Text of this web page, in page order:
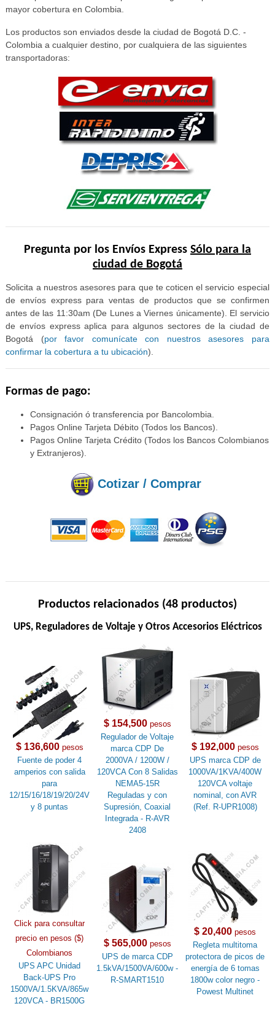
mayor cobertura en Colombia.
Los productos son enviados desde la ciudad de Bogotá D.C. -
Colombia a cualquier destino, por cualquiera de las siguientes
transportadoras:
Pregunta por los Envíos Express Sólo para la
ciudad de Bogotá
Solicita a nuestros asesores para que te coticen el servicio especial
de envíos express para ventas de productos que se confirmen
antes de las 11:30am (De Lunes a Viernes únicamente). El servicio
de envíos express aplica para algunos sectores de la ciudad de
Bogotá (por favor comunícate con nuestros asesores para
confirmar la cobertura a tu ubicación).
Formas de pago:
Consignación ó transferencia por Bancolombia.
Pagos Online Tarjeta Débito (Todos los Bancos).
Pagos Online Tarjeta Crédito (Todos los Bancos Colombianos
y Extranjeros).
Cotizar / Comprar
Productos relacionados (48 productos)
UPS, Reguladores de Voltaje y Otros Accesorios Eléctricos
$ 136,600pesos
Fuente de poder 4
amperios con salida
para
12/15/16/18/19/20/24V
y 8 puntas
$ 154,500pesos
Regulador de Voltaje
marca CDP De
2000VA / 1200W /
120VCA Con 8 Salidas
NEMA5-15R
Reguladas y con
Supresión, Coaxial
Integrada - R-AVR
2408
$ 192,000pesos
UPS marca CDP de
1000VA/1KVA/400W
120VCA voltaje
nominal, con AVR
(Ref. R-UPR1008)
Click para consultar
precio en pesos ($)
Colombianos
UPS APC Unidad
Back-UPS Pro
1500VA/1.5KVA/865w
120VCA - BR1500G
$ 565,000pesos
UPS de marca CDP
1.5kVA/1500VA/600w -
R-SMART1510
$ 20,400 pesos
Regleta multitoma
protectora de picos de
energía de 6 tomas
1800w color negro -
Powest Multinet